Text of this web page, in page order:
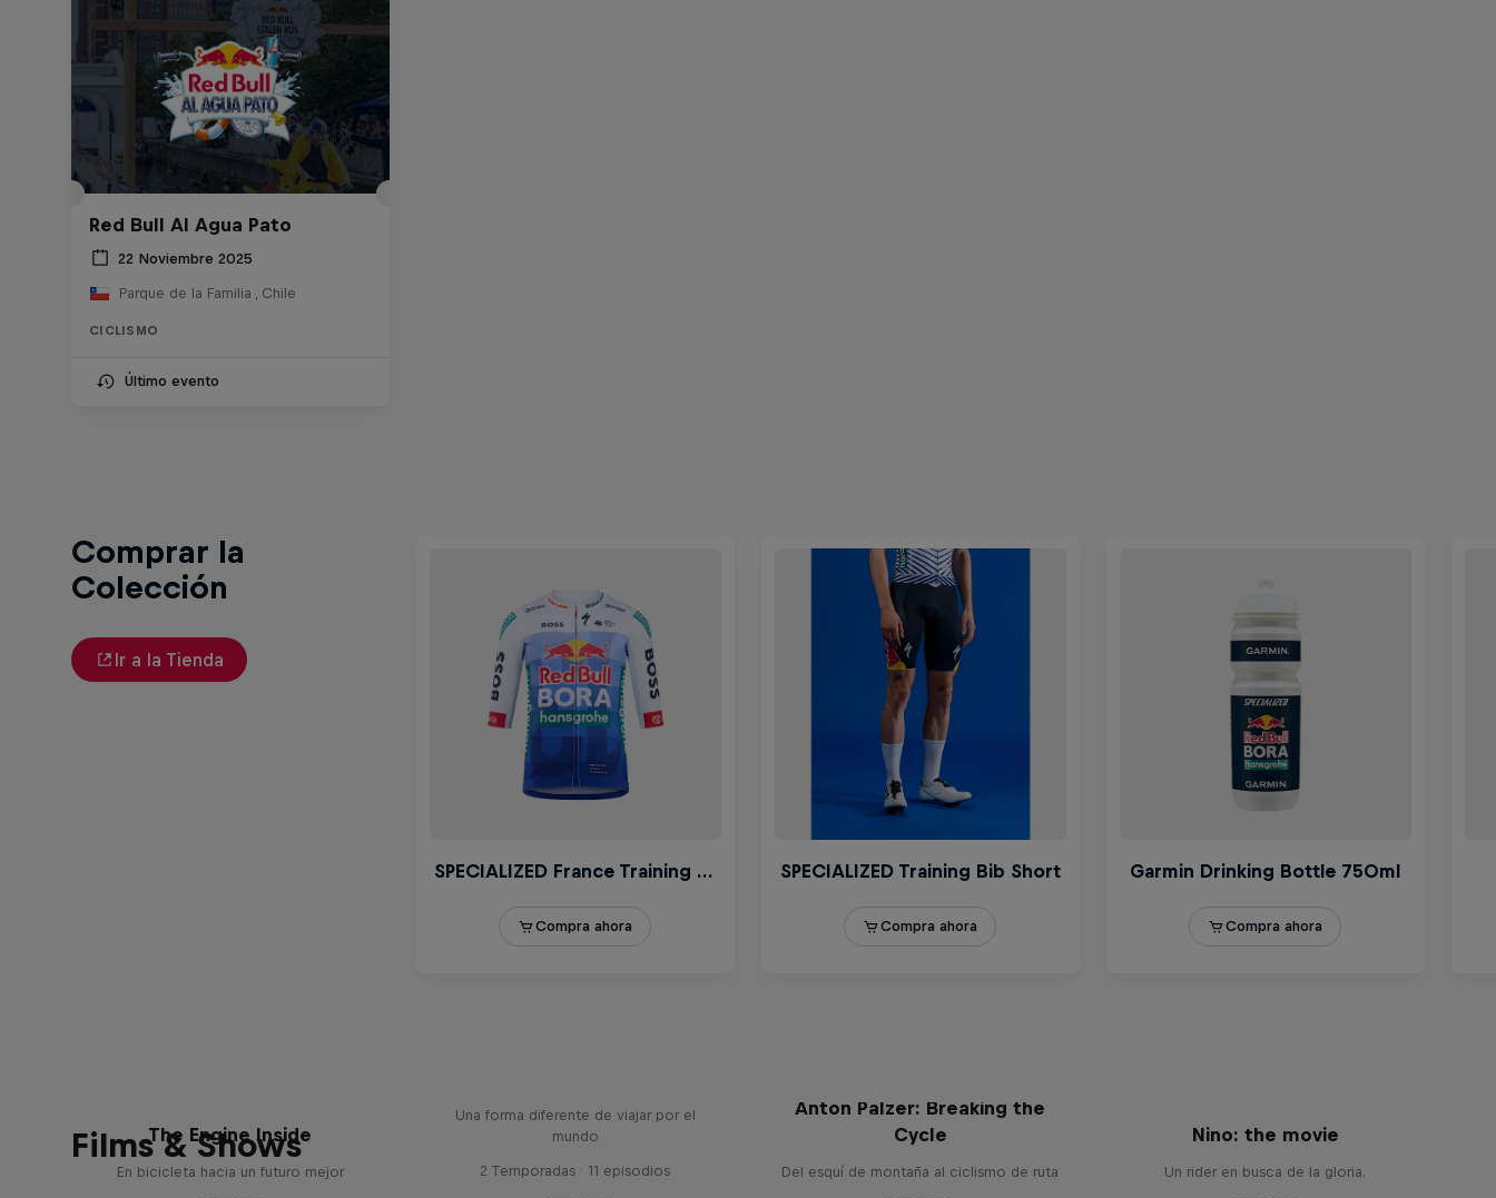
Red Bull Al Agua Pato
22 Noviembre 2025
Parque de la Familia , Chile
CICLISMO
Último evento
Comprar la
Colección
Ir a la Tienda
Films & Shows
The Engine Inside
En bicicleta hacia un futuro mejor
Una forma diferente de viajar por el
mundo
2 Temporadas · 11 episodios
Anton Palzer: Breaking the
Cycle
Del esquí de montaña al ciclismo de ruta
Nino: the movie
Un rider en busca de la gloria.